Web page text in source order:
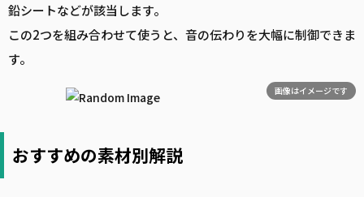
鉛シートなどが該当します。
この2つを組み合わせて使うと、音の伝わりを大幅に制御できま
す。
画像はイメージです
おすすめの素材別解説